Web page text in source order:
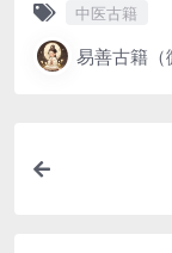
中医古籍
易善古籍（